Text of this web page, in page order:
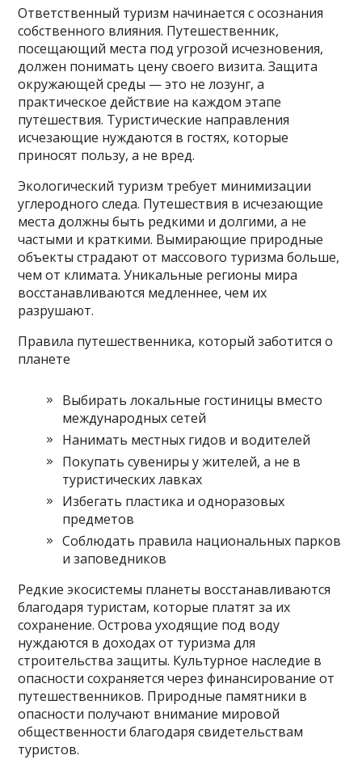
Ответственный туризм начинается с осознания
собственного влияния. Путешественник,
посещающий места под угрозой исчезновения,
должен понимать цену своего визита. Защита
окружающей среды — это не лозунг, а
практическое действие на каждом этапе
путешествия. Туристические направления
исчезающие нуждаются в гостях, которые
приносят пользу, а не вред.
Экологический туризм требует минимизации
углеродного следа. Путешествия в исчезающие
места должны быть редкими и долгими, а не
частыми и краткими. Вымирающие природные
объекты страдают от массового туризма больше,
чем от климата. Уникальные регионы мира
восстанавливаются медленнее, чем их
разрушают.
Правила путешественника, который заботится о
планете
Выбирать локальные гостиницы вместо
международных сетей
Нанимать местных гидов и водителей
Покупать сувениры у жителей, а не в
туристических лавках
Избегать пластика и одноразовых
предметов
Соблюдать правила национальных парков
и заповедников
Редкие экосистемы планеты восстанавливаются
благодаря туристам, которые платят за их
сохранение. Острова уходящие под воду
нуждаются в доходах от туризма для
строительства защиты. Культурное наследие в
опасности сохраняется через финансирование от
путешественников. Природные памятники в
опасности получают внимание мировой
общественности благодаря свидетельствам
туристов.